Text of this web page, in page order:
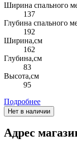
Ширина спального
137
Глубина спального
192
Ширина,см
162
Глубина,см
83
Высота,см
95
Подробнее
Нет в наличии
Адрес